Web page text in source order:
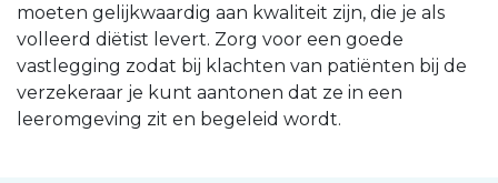
moeten gelijkwaardig aan kwaliteit zijn, die je als
volleerd diëtist levert. Zorg voor een goede
vastlegging zodat bij klachten van patiënten bij de
verzekeraar je kunt aantonen dat ze in een
leeromgeving zit en begeleid wordt.